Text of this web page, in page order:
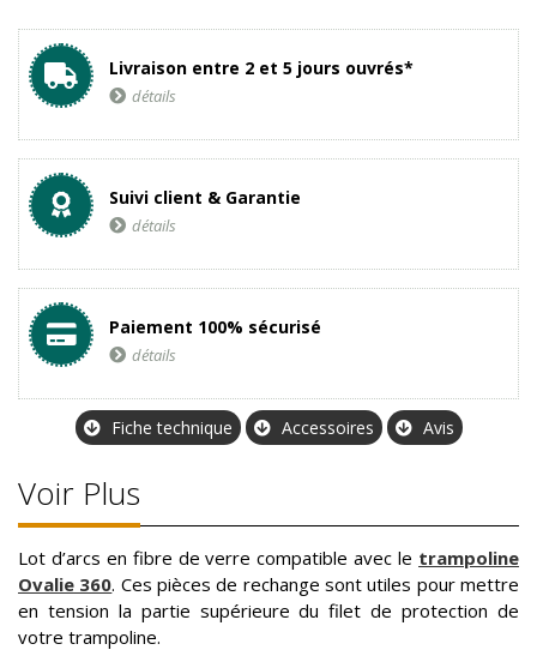
Livraison entre 2 et 5 jours ouvrés*
détails
Suivi client & Garantie
détails
Paiement 100% sécurisé
détails
Fiche technique Accessoires Avis
Voir Plus
Lot d’arcs en fibre de verre compatible avec le trampoline
Ovalie 360. Ces pièces de rechange sont utiles pour mettre
en tension la partie supérieure du filet de protection de
votre trampoline.